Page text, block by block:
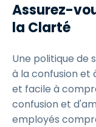
Assurez-
la Clarté
Une politique de
à la confusion et
et facile à
confusion et
employés